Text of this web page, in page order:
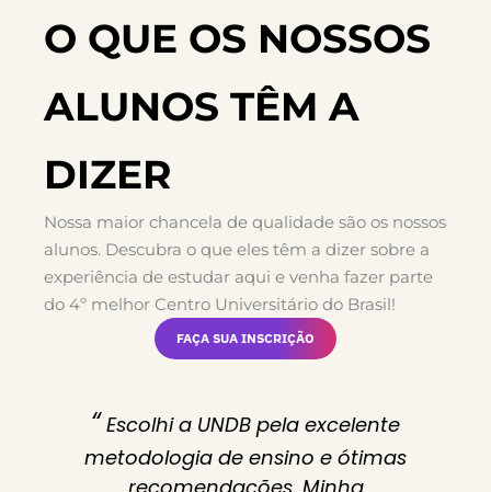
O QUE OS NOSSOS
ALUNOS TÊM A
DIZER
Nossa maior chancela de qualidade são os nossos
alunos. Descubra o que eles têm a dizer sobre a
experiência de estudar aqui e venha fazer parte
do 4º melhor Centro Universitário do Brasil!
FAÇA SUA INSCRIÇÃO
“ Escolhi a UNDB pela excelente
metodologia de ensino e ótimas
recomendações. Minha